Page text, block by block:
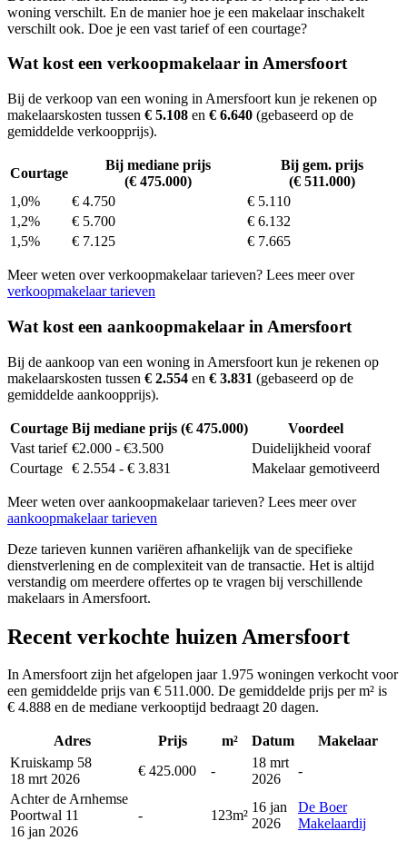
woning verschilt. En de manier hoe je een makelaar inschakelt
verschilt ook. Doe je een vast tarief of een courtage?
Wat kost een verkoopmakelaar in Amersfoort
Bij de verkoop van een woning in Amersfoort kun je rekenen op
makelaarskosten tussen € 5.108 en € 6.640 (gebaseerd op de
gemiddelde verkoopprijs).
Courtage
Bij mediane prijs
(€ 475.000)
Bij gem. prijs
(€ 511.000)
1,0%
€ 4.750
€ 5.110
1,2%
€ 5.700
€ 6.132
1,5%
€ 7.125 € 7.665
Meer weten over verkoopmakelaar tarieven? Lees meer over
verkoopmakelaar tarieven
Wat kost een aankoopmakelaar in Amersfoort
Bij de aankoop van een woning in Amersfoort kun je rekenen op
makelaarskosten tussen € 2.554 en € 3.831 (gebaseerd op de
gemiddelde aankoopprijs).
Courtage Bij mediane prijs (€ 475.000)
Voordeel
Vast tarief €2.000 - €3.500
Duidelijkheid vooraf
Courtage € 2.554 - € 3.831 Makelaar gemotiveerd
Meer weten over aankoopmakelaar tarieven? Lees meer over
aankoopmakelaar tarieven
Deze tarieven kunnen variëren afhankelijk van de specifieke
dienstverlening en de complexiteit van de transactie. Het is altijd
verstandig om meerdere offertes op te vragen bij verschillende
makelaars in Amersfoort.
Recent verkochte huizen Amersfoort
In Amersfoort zijn het afgelopen jaar 1.975 woningen verkocht voor
een gemiddelde prijs van € 511.000. De gemiddelde prijs per m² is
€ 4.888 en de mediane verkooptijd bedraagt 20 dagen.
Adres Prijs m² Datum
Makelaar
Kruiskamp 58
18 mrt 2026
€ 425.000 -
18 mrt
2026
-
Achter de Arnhemse
Poortwal 11
16 jan 2026
- 123m²
16 jan
2026
De Boer
Makelaardij